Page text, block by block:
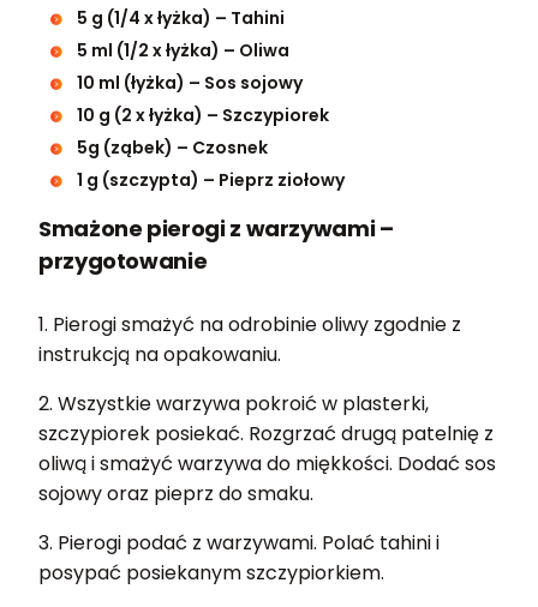
5 g (1/4 x łyżka) – Tahini
5 ml (1/2 x łyżka) – Oliwa
10 ml (łyżka) – Sos sojowy
10 g (2 x łyżka) – Szczypiorek
5g (ząbek) – Czosnek
1 g (szczypta) – Pieprz ziołowy
Smażone pierogi z warzywami –
przygotowanie
1. Pierogi smażyć na odrobinie oliwy zgodnie z
instrukcją na opakowaniu.
2. Wszystkie warzywa pokroić w plasterki,
szczypiorek posiekać. Rozgrzać drugą patelnię z
oliwą i smażyć warzywa do miękkości. Dodać sos
sojowy oraz pieprz do smaku.
3. Pierogi podać z warzywami. Polać tahini i
posypać posiekanym szczypiorkiem.